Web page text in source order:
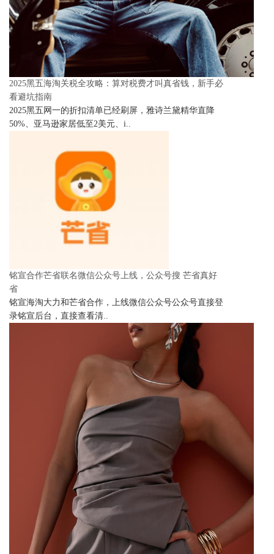
2025黑五海淘关税全攻略：算对税费才叫真省钱，新手必
看避坑指南
2025黑五网一的折扣清单已经刷屏，雅诗兰黛精华直降
50%、亚马逊家居低至2美元、i..
铭宣合作芒省联名微信公众号上线，公众号搜 芒省真好
省
铭宣海淘大力和芒省合作，上线微信公众号公众号直接登
录铭宣后台，直接查看清..